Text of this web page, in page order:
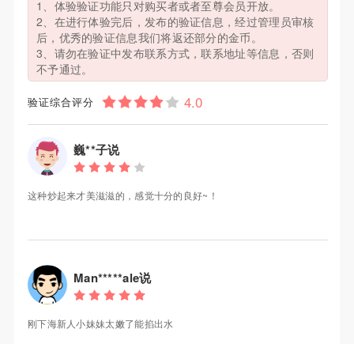
1、体验验证功能只对购买者或者至尊会员开放。
2、在进行体验完后，发布的验证信息，经过管理员审核
后，优秀的验证信息我们将返还部分的金币。
3、请勿在验证中发布联系方式，联系地址等信息，否则
不予通过。
验证综合评分
巍**子说
这种炒起来才美滋滋的，感觉十分的良好~！
Man*****ale说
刚下海新人小妹妹太嫩了能掐出水